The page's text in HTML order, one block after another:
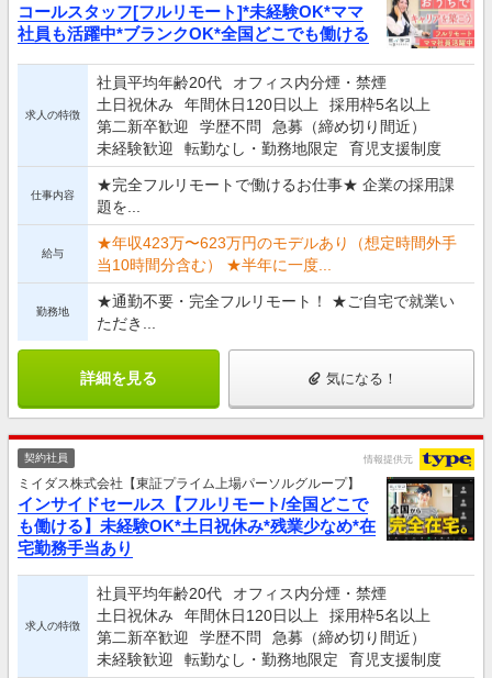
コールスタッフ[フルリモート]*未経験OK*ママ
社員も活躍中*ブランクOK*全国どこでも働ける
求人の特徴
社員平均年齢20代
オフィス内分煙・禁煙
土日祝休み
年間休日120日以上
採用枠5名以上
第二新卒歓迎
学歴不問
急募（締め切り間近）
未経験歓迎
転勤なし・勤務地限定 育児支援制度
仕事内容
★完全フルリモートで働けるお仕事★ 企業の採用課
題を...
給与
★年収423万〜623万円のモデルあり（想定時間外手
当10時間分含む） ★半年に一度...
勤務地
★通勤不要・完全フルリモート！ ★ご自宅で就業い
ただき...
詳細を見る 気になる！
契約社員 情報提供元
ミイダス株式会社【東証プライム上場パーソルグループ】
インサイドセールス【フルリモート/全国どこで
も働ける】未経験OK*土日祝休み*残業少なめ*在
宅勤務手当あり
求人の特徴
社員平均年齢20代
オフィス内分煙・禁煙
土日祝休み
年間休日120日以上
採用枠5名以上
第二新卒歓迎
学歴不問
急募（締め切り間近）
未経験歓迎
転勤なし・勤務地限定 育児支援制度